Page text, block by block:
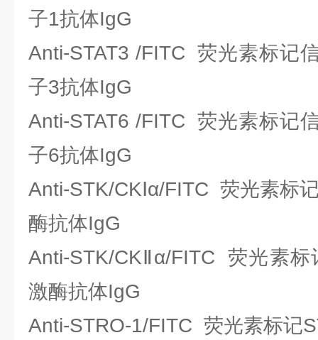
子1抗体IgG
Anti-STAT3 /FITC 荧光素标记
子3抗体IgG
Anti-STAT6 /FITC 荧光素标记
子6抗体IgG
Anti-STK/CKⅠα/FITC 荧光素标
酶抗体IgG
Anti-STK/CKⅡα/FITC 荧光素
激酶抗体IgG
Anti-STRO-1/FITC 荧光素标记